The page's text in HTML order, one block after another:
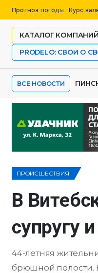
Прогноз погоды Курс
КАТАЛОГ КОМПАНИЙ
PRODELO: СВОИ О
ВСЕ НОВОСТИ
ПРОИСШЕСТВИЯ
В
супругу
44-летняя
брюшной полости.